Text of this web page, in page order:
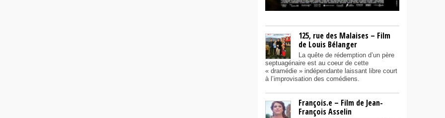
125, rue des Malaises – Film
de Louis Bélanger
La quête de rédemption d’un père
septuagénaire est au coeur de cette
« dramédie » indépendante laissant libre court
à l’improvisation des comédiens.
François.e – Film de Jean-
François Asselin